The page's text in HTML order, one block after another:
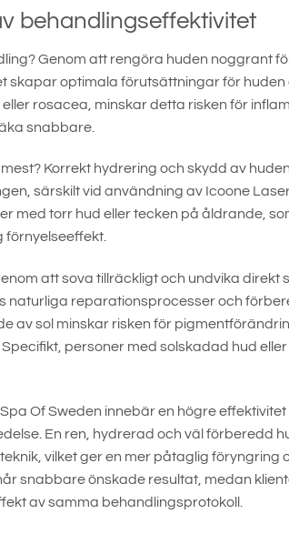
behandlingseffektivitet
Genom att rengöra huden noggrant
skapar optimala förutsättningar för huden
rosacea, minskar detta risken för
snabbare.
Korrekt hydrering och skydd av
särskilt vid användning av Icoone
med torr hud eller tecken på åldrande,
förnyelseeffekt.
att sova tillräckligt och undvika direkt
naturliga reparationsprocesser och
av sol minskar risken för
personer med solskadad hud
Of Sweden innebär en högre
En ren, hydrerad och väl förberedd
vilket ger en mer påtaglig föryngring
snabbare önskade resultat, medan
av samma behandlingsprotokoll.